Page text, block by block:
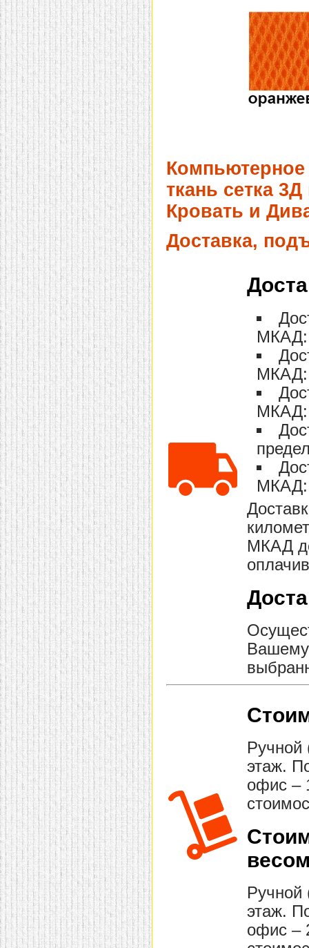
Компьютерное
ткань сетка
Кровать и
Доставка,
МКАД:
МКАД:
МКАД:
МКАД:
МКАД
Вашему
этаж.
офис –
этаж.
офис –